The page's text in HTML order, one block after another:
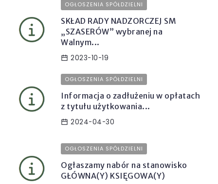
OGŁOSZENIA SPÓŁDZIELNI
SKŁAD RADY NADZORCZEJ SM
„SZASERÓW” wybranej na
Walnym...
2023-10-19
OGŁOSZENIA SPÓŁDZIELNI
Informacja o zadłużeniu w opłatach
z tytułu użytkowania...
2024-04-30
OGŁOSZENIA SPÓŁDZIELNI
Ogłaszamy nabór na stanowisko
GŁÓWNA(Y) KSIĘGOWA(Y)